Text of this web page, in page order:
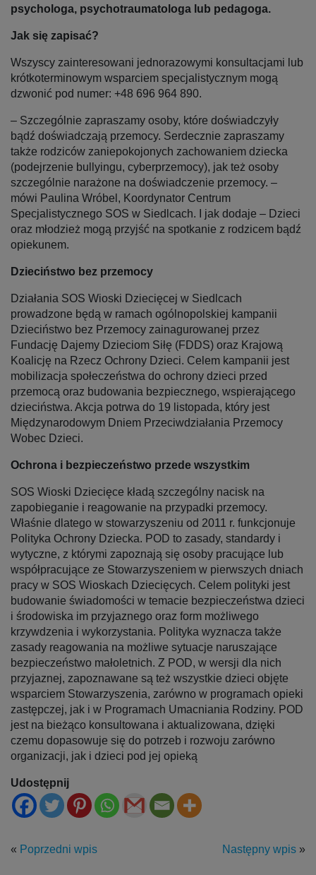
psychologa, psychotraumatologa lub pedagoga.
Jak się zapisać?
Wszyscy zainteresowani jednorazowymi konsultacjami lub
krótkoterminowym wsparciem specjalistycznym mogą
dzwonić pod numer: +48 696 964 890.
– Szczególnie zapraszamy osoby, które doświadczyły
bądź doświadczają przemocy. Serdecznie zapraszamy
także rodziców zaniepokojonych zachowaniem dziecka
(podejrzenie bullyingu, cyberprzemocy), jak też osoby
szczególnie narażone na doświadczenie przemocy. –
mówi Paulina Wróbel, Koordynator Centrum
Specjalistycznego SOS w Siedlcach. I jak dodaje – Dzieci
oraz młodzież mogą przyjść na spotkanie z rodzicem bądź
opiekunem.
Dzieciństwo bez przemocy
Działania SOS Wioski Dziecięcej w Siedlcach
prowadzone będą w ramach ogólnopolskiej kampanii
Dzieciństwo bez Przemocy zainagurowanej przez
Fundację Dajemy Dzieciom Siłę (FDDS) oraz Krajową
Koalicję na Rzecz Ochrony Dzieci. Celem kampanii jest
mobilizacja społeczeństwa do ochrony dzieci przed
przemocą oraz budowania bezpiecznego, wspierającego
dzieciństwa. Akcja potrwa do 19 listopada, który jest
Międzynarodowym Dniem Przeciwdziałania Przemocy
Wobec Dzieci.
Ochrona i bezpieczeństwo przede wszystkim
SOS Wioski Dziecięce kładą szczególny nacisk na
zapobieganie i reagowanie na przypadki przemocy.
Właśnie dlatego w stowarzyszeniu od 2011 r. funkcjonuje
Polityka Ochrony Dziecka. POD to zasady, standardy i
wytyczne, z którymi zapoznają się osoby pracujące lub
współpracujące ze Stowarzyszeniem w pierwszych dniach
pracy w SOS Wioskach Dziecięcych. Celem polityki jest
budowanie świadomości w temacie bezpieczeństwa dzieci
i środowiska im przyjaznego oraz form możliwego
krzywdzenia i wykorzystania. Polityka wyznacza także
zasady reagowania na możliwe sytuacje naruszające
bezpieczeństwo małoletnich. Z POD, w wersji dla nich
przyjaznej, zapoznawane są też wszystkie dzieci objęte
wsparciem Stowarzyszenia, zarówno w programach opieki
zastępczej, jak i w Programach Umacniania Rodziny. POD
jest na bieżąco konsultowana i aktualizowana, dzięki
czemu dopasowuje się do potrzeb i rozwoju zarówno
organizacji, jak i dzieci pod jej opieką
Udostępnij
« Poprzedni wpis Następny wpis »